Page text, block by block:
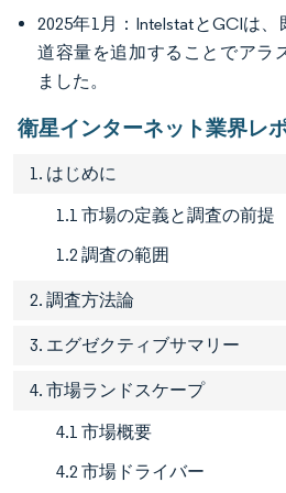
2025年1月：IntelstatとGCIは
道容量を追加することでアラ
ました。
衛星インターネット業界レ
1. はじめに
1.1 市場の定義と調査の前提
1.2 調査の範囲
2. 調査方法論
3. エグゼクティブサマリー
4. 市場ランドスケープ
4.1 市場概要
4.2 市場ドライバー